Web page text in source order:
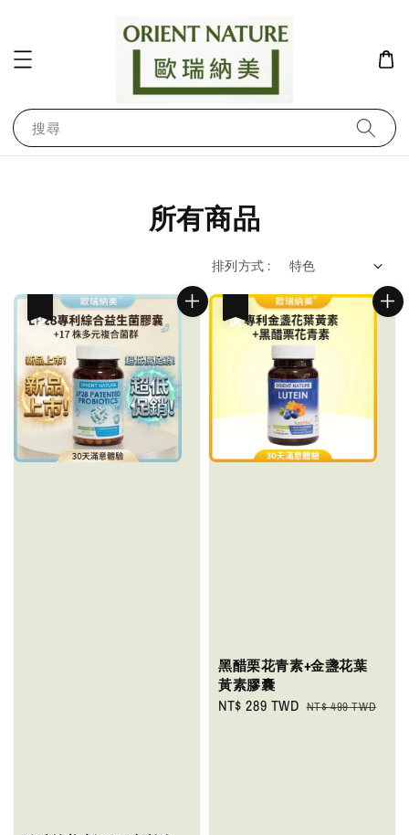
搜尋
所有商品
排列方式 :
黑醋栗花青素+金盞花葉
黃素膠囊
Sale
NT$ 289 TWD Regular
NT$ 499 TWD